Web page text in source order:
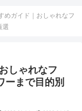
めガイド｜おしゃれなフ
選
しゃれなフ
ーまで目的別